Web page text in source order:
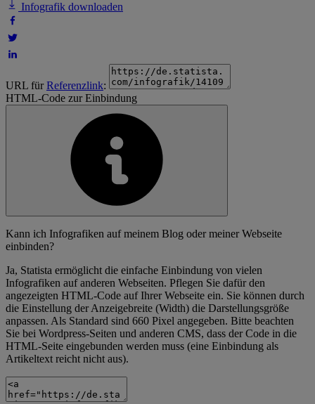
Infografik downloaden
URL fürReferenzlink:
HTML-Code zur Einbindung
Kann ich Infografiken auf meinem Blog oder meiner Webseite
einbinden?
Ja, Statista ermöglicht die einfache Einbindung von vielen
Infografiken auf anderen Webseiten. Pflegen Sie dafür den
angezeigten HTML-Code auf Ihrer Webseite ein. Sie können durch
die Einstellung der Anzeigebreite (Width) die Darstellungsgröße
anpassen. Als Standard sind 660 Pixel angegeben. Bitte beachten
Sie bei Wordpress-Seiten und anderen CMS, dass der Code in die
HTML-Seite eingebunden werden muss (eine Einbindung als
Artikeltext reicht nicht aus).